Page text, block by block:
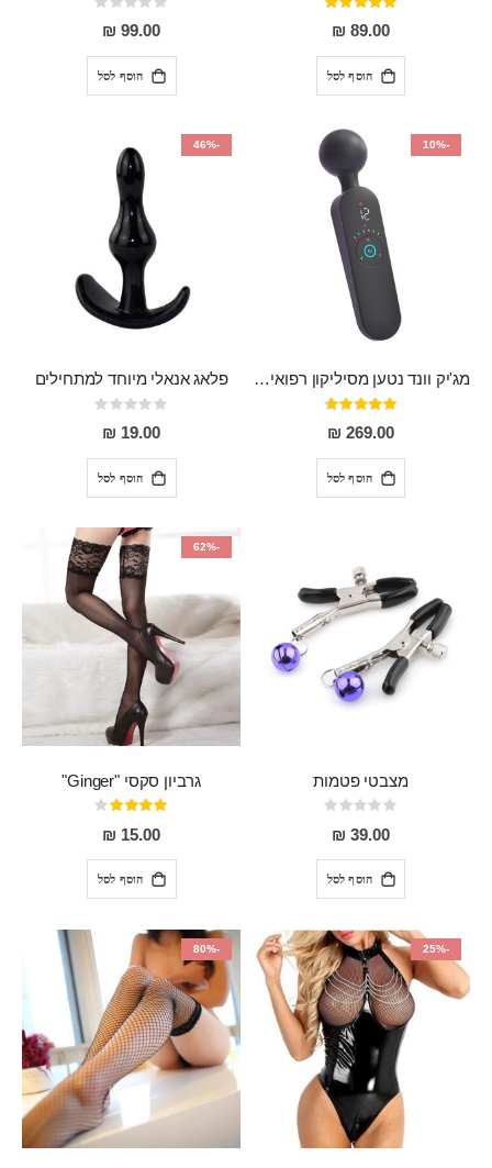
דירוג:
97%
89.00 ₪
הוסף לסל
Rating:
0%
99.00 ₪
הוסף לסל
-10%
מג'יק וונד נטען מסיליקון רפואי חזק בעל 12 מצבי רטט ו6 מהירויות שונות ROMI
דירוג:
93%
269.00 ₪
הוסף לסל
-46%
פלאג אנאלי מיוחד למתחילים
Rating:
0%
19.00 ₪
הוסף לסל
מצבטי פטמות
Rating:
0%
39.00 ₪
הוסף לסל
-62%
גרביון סקסי "Ginger"
דירוג:
80%
15.00 ₪
הוסף לסל
-25%
-80%